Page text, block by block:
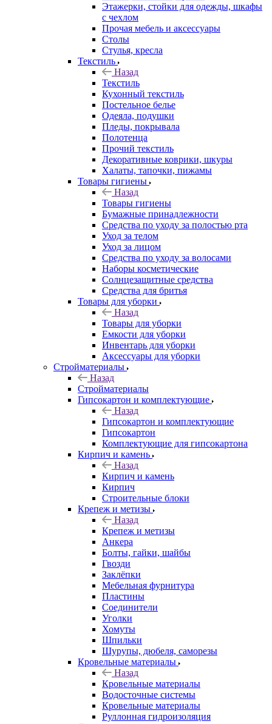
Этажерки, стойки для одежды, шкафы
с чехлом
Прочая мебель и аксессуары
Столы
Стулья, кресла
Текстиль
Назад
Текстиль
Кухонный текстиль
Постельное белье
Одеяла, подушки
Пледы, покрывала
Полотенца
Прочий текстиль
Декоративные коврики, шкуры
Халаты, тапочки, пижамы
Товары гигиены
Назад
Товары гигиены
Бумажные принадлежности
Средства по уходу за полостью рта
Уход за телом
Уход за лицом
Средства по уходу за волосами
Наборы косметические
Солнцезащитные средства
Средства для бритья
Товары для уборки
Назад
Товары для уборки
Емкости для уборки
Инвентарь для уборки
Аксессуары для уборки
Стройматериалы
Назад
Стройматериалы
Гипсокартон и комплектующие
Назад
Гипсокартон и комплектующие
Гипсокартон
Комплектующие для гипсокартона
Кирпич и камень
Назад
Кирпич и камень
Кирпич
Строительные блоки
Крепеж и метизы
Назад
Крепеж и метизы
Анкера
Болты, гайки, шайбы
Гвозди
Заклёпки
Мебельная фурнитура
Пластины
Соединители
Уголки
Хомуты
Шпильки
Шурупы, дюбеля, саморезы
Кровельные материалы
Назад
Кровельные материалы
Водосточные системы
Кровельные материалы
Руллонная гидроизоляция